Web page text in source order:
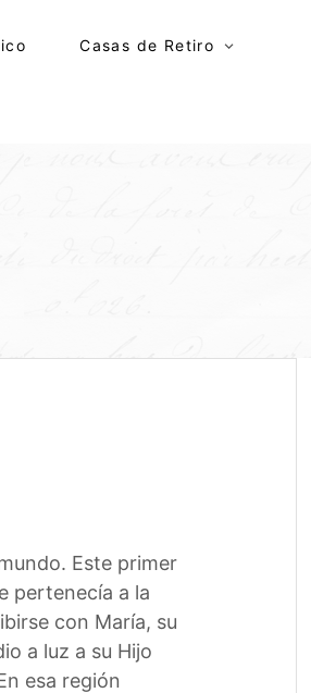
Casas de Retiro
Este primer
pertenecía a la
con María, su
a luz a su Hijo
esa región